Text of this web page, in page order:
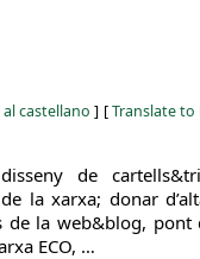
castellano ] [Translate to
de
la xarxa; donar
la web&blog, pont
ECO, …